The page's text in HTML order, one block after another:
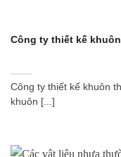
Công ty thiết kế
Công ty thiết kế khuôn
khuôn [...]